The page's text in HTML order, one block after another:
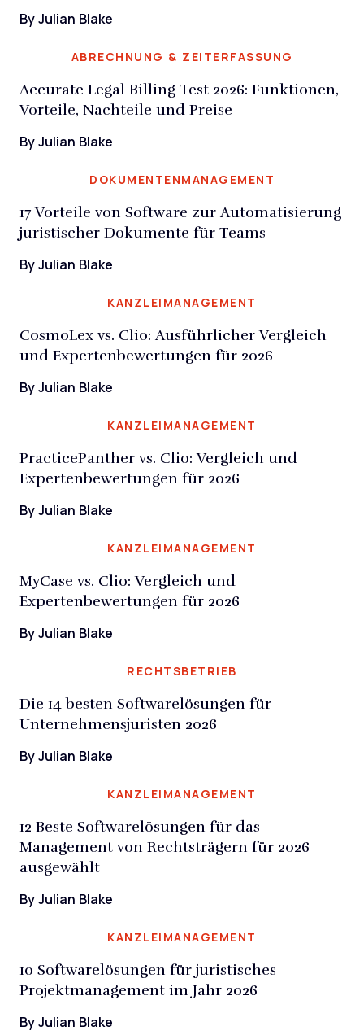
By Julian Blake
ABRECHNUNG & ZEITERFASSUNG
Accurate Legal Billing Test 2026: Funktionen,
Vorteile, Nachteile und Preise
By Julian Blake
DOKUMENTENMANAGEMENT
17 Vorteile von Software zur Automatisierung
juristischer Dokumente für Teams
By Julian Blake
KANZLEIMANAGEMENT
CosmoLex vs. Clio: Ausführlicher Vergleich
und Expertenbewertungen für 2026
By Julian Blake
KANZLEIMANAGEMENT
PracticePanther vs. Clio: Vergleich und
Expertenbewertungen für 2026
By Julian Blake
KANZLEIMANAGEMENT
MyCase vs. Clio: Vergleich und
Expertenbewertungen für 2026
By Julian Blake
RECHTSBETRIEB
Die 14 besten Softwarelösungen für
Unternehmensjuristen 2026
By Julian Blake
KANZLEIMANAGEMENT
12 Beste Softwarelösungen für das
Management von Rechtsträgern für 2026
ausgewählt
By Julian Blake
KANZLEIMANAGEMENT
10 Softwarelösungen für juristisches
Projektmanagement im Jahr 2026
By Julian Blake